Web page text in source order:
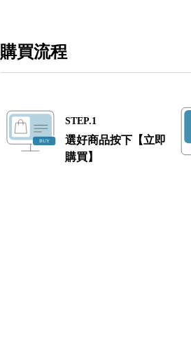
購買流程
STEP.1
選好商品按下【立即
購買】